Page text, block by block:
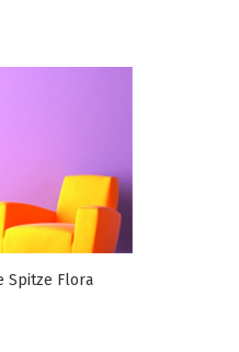
Spitze Flora